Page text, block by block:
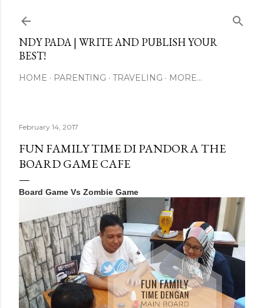
NDY PADA | WRITE AND PUBLISH YOUR
BEST!
HOME PARENTING TRAVELING MORE…
February 14, 2017
FUN FAMILY TIME DI PANDORA THE
BOARD GAME CAFE
Board Game Vs Zombie Game